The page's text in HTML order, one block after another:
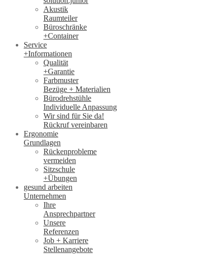
Akustik
Raumteiler
Büroschränke
+Container
Service
+Informationen
Qualität
+Garantie
Farbmuster
Bezüge + Materialien
Bürodrehstühle
Individuelle Anpassung
Wir sind für Sie da!
Rückruf vereinbaren
Ergonomie
Grundlagen
Rückenprobleme
vermeiden
Sitzschule
+Übungen
gesund arbeiten
Unternehmen
Ihre
Ansprechpartner
Unsere
Referenzen
Job + Karriere
Stellenangebote